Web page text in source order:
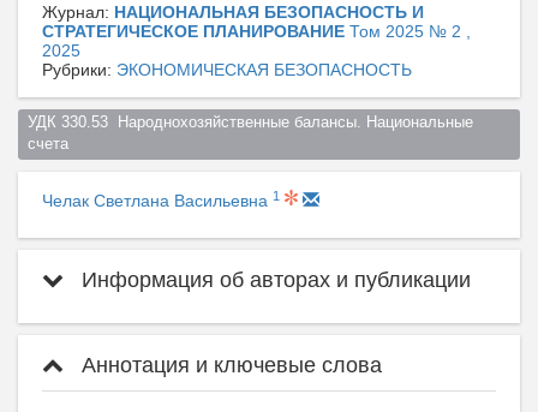
Журнал: НАЦИОНАЛЬНАЯ БЕЗОПАСНОСТЬ И
СТРАТЕГИЧЕСКОЕ ПЛАНИРОВАНИЕ Том 2025 № 2 ,
2025
Рубрики: ЭКОНОМИЧЕСКАЯ БЕЗОПАСНОСТЬ
УДК 330.53  Народнохозяйственные балансы. Национальные
счета
Челак Светлана Васильевна 1
Информация об авторах и публикации
Аннотация и ключевые слова